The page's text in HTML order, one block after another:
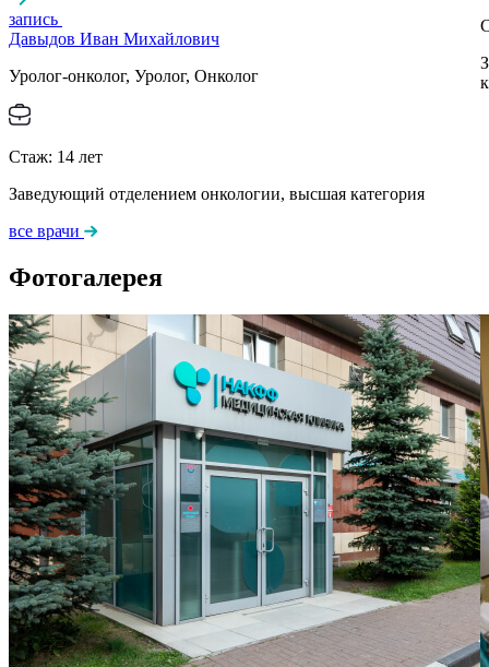
запись
Давыдов Иван Михайлович
Уролог-онколог, Уролог, Онколог
Стаж: 14 лет
Заведующий отделением онкологии, высшая категория
все врачи
Фотогалерея